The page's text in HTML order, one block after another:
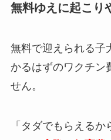
無料ゆえに起こり
無料で迎えられる子
かるはずのワクチン
せん。
「タダでもらえる